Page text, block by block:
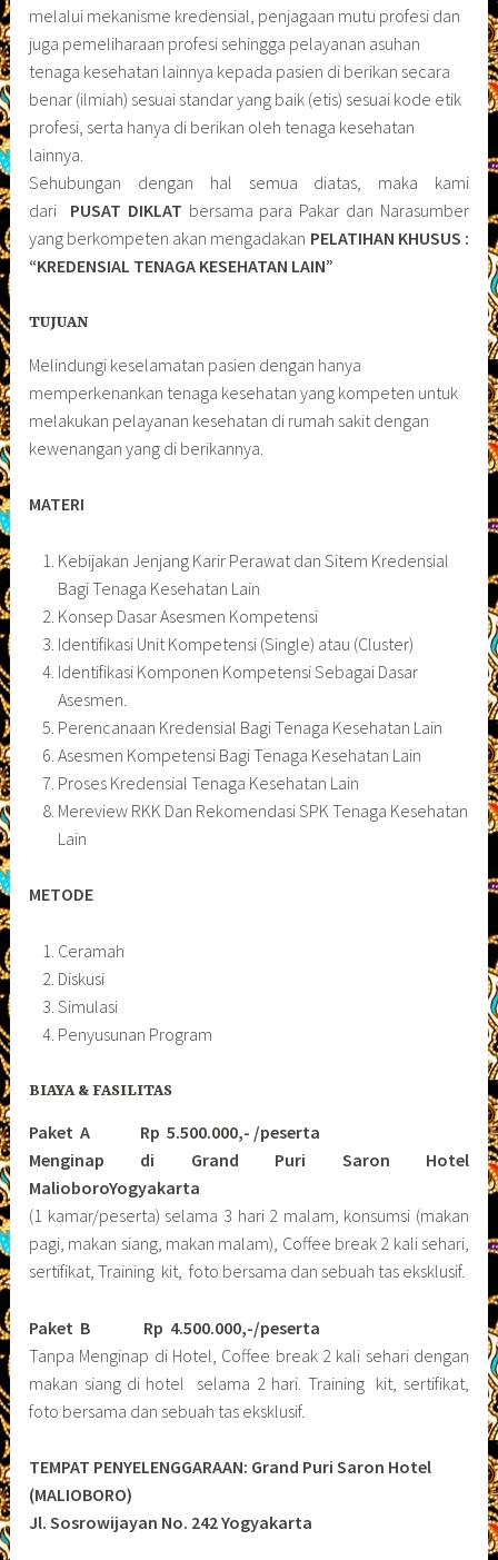
melalui mekanisme kredensial, penjagaan mutu profesi dan
juga pemeliharaan profesi sehingga pelayanan asuhan
tenaga kesehatan lainnya kepada pasien di berikan secara
benar (ilmiah) sesuai standar yang baik (etis) sesuai kode etik
profesi, serta hanya di berikan oleh tenaga kesehatan
lainnya.
Sehubungan dengan hal semua diatas, maka kami
dari PUSAT DIKLAT bersama para Pakar dan Narasumber
yang berkompeten akan mengadakan PELATIHAN KHUSUS :
“KREDENSIAL TENAGA KESEHATAN LAIN”
TUJUAN
Melindungi keselamatan pasien dengan hanya
memperkenankan tenaga kesehatan yang kompeten untuk
melakukan pelayanan kesehatan di rumah sakit dengan
kewenangan yang di berikannya.
MATERI
Kebijakan Jenjang Karir Perawat dan Sitem Kredensial
Bagi Tenaga Kesehatan Lain
Konsep Dasar Asesmen Kompetensi
Identifikasi Unit Kompetensi (Single) atau (Cluster)
Identifikasi Komponen Kompetensi Sebagai Dasar
Asesmen.
Perencanaan Kredensial Bagi Tenaga Kesehatan Lain
Asesmen Kompetensi Bagi Tenaga Kesehatan Lain
Proses Kredensial Tenaga Kesehatan Lain
Mereview RKK Dan Rekomendasi SPK Tenaga Kesehatan
Lain
METODE
Ceramah
Diskusi
Simulasi
Penyusunan Program
BIAYA & FASILITAS
Paket A Rp 5.500.000,- /peserta
Menginap di Grand Puri Saron Hotel
MalioboroYogyakarta
(1 kamar/peserta) selama 3 hari 2 malam, konsumsi (makan
pagi, makan siang, makan malam), Coffee break 2 kali sehari,
sertifikat, Training kit, foto bersama dan sebuah tas eksklusif.
Paket B
Rp 4.500.000,-/peserta
Tanpa Menginap di Hotel, Coffee break 2 kali sehari dengan
makan siang di hotel selama 2 hari. Training kit, sertifikat,
foto bersama dan sebuah tas eksklusif.
TEMPAT PENYELENGGARAAN: Grand Puri Saron Hotel
(MALIOBORO)
Jl. Sosrowijayan No. 242 Yogyakarta